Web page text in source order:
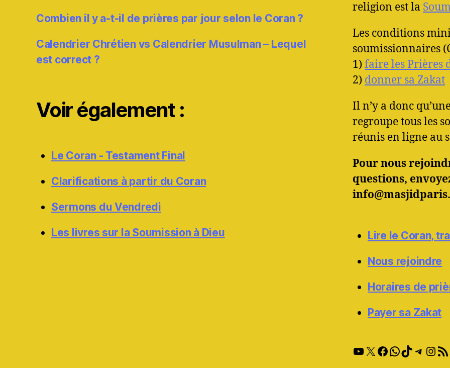
Combien il y a-t-il de prières par jour selon le Coran ?
Calendrier Chrétien vs Calendrier Musulman – Lequel
est correct ?
Voir également :
Le Coran - Testament Final
Clarifications à partir du Coran
Sermons du Vendredi
Les livres sur la Soumission à Dieu
religion est la
Les conditions
soumissionnaires
1) faire les Prières
2) donner sa Zakat
Il n’y a donc
regroupe tous les
réunis en ligne au
Pour nous
questions,
Lire le Coran,
Nous rejoindre
Horaires de
Payer sa Zakat
YouTube
X Facebook
WhatsApp
TikTok